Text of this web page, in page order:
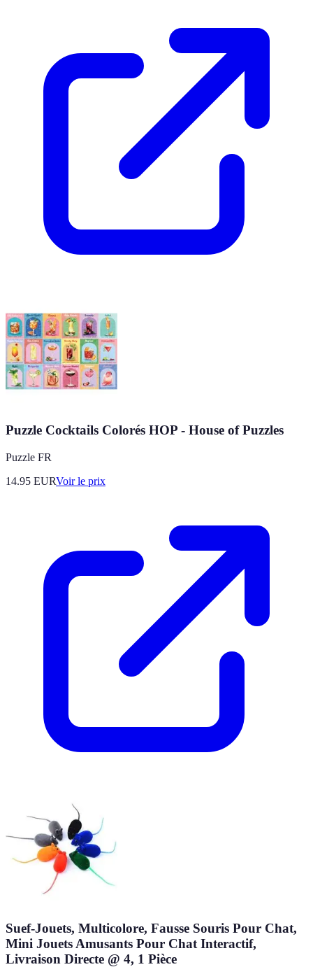
Puzzle Cocktails Colorés HOP - House of Puzzles
Puzzle FR
14.95 EURVoir le prix
Suef-Jouets, Multicolore, Fausse Souris Pour Chat,
Mini Jouets Amusants Pour Chat Interactif,
Livraison Directe @ 4, 1 Pièce